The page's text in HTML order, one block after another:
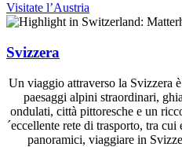
Visitate l’Austria
Svizzera
Un viaggio attraverso la Svizzera
paesaggi alpini straordinari,
ondulati, città pittoresche e un
´eccellente rete di trasporto, tra
panoramici, viaggiare in